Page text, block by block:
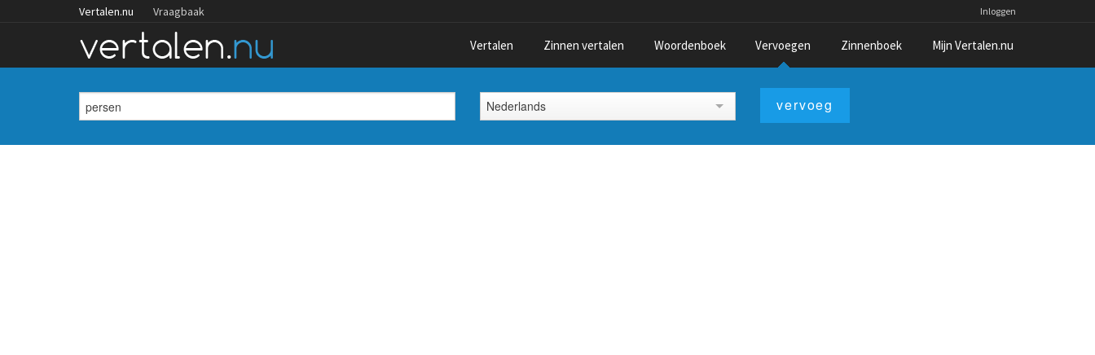
Vertalen.nu Vraagbaak Inloggen
Vertalen Zinnen vertalen Woordenboek Vervoegen Zinnenboek Mijn Vertalen.nu
Nederlands